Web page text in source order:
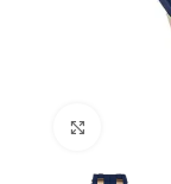
Click to